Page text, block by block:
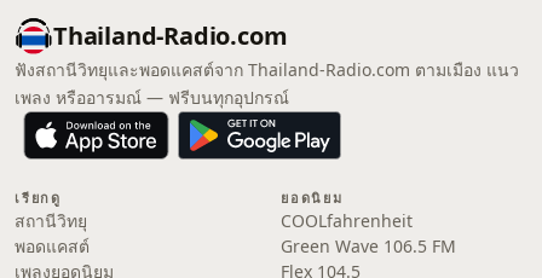
Thailand-Radio.com
ฟังสถานีวิทยุและพอดแคสต์จาก Thailand-Radio.com ตามเมือง แนว
เพลง หรืออารมณ์ — ฟรีบนทุกอุปกรณ์
เรียกดู
สถานีวิทยุ
พอดแคสต์
เพลงยอดนิยม
ยอดนิยม
COOLfahrenheit
Green Wave 106.5 FM
Flex 104.5